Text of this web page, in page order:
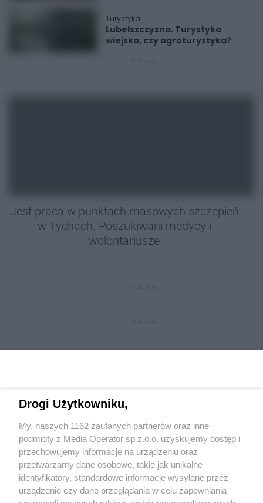
Turystyka
Lubelszczyzna. Turystyka
wiejska, czy agroturystyka?
Jest praca w punktach masowych szczepień
w Tychach. Poszukiwani medycy i
wolontariusze
Wydawca mediówlokalnych
Drogi Użytkowniku,
My, naszych 1162 zaufanych partnerów oraz inne
podmioty z Media Operator sp z.o.o. uzyskujemy dostęp i
przechowujemy informacje na urządzeniu oraz
przetwarzamy dane osobowe, takie jak unikalne
identyfikatory, standardowe informacje wysyłane przez
urządzenie czy dane przeglądania w celu zapewniania